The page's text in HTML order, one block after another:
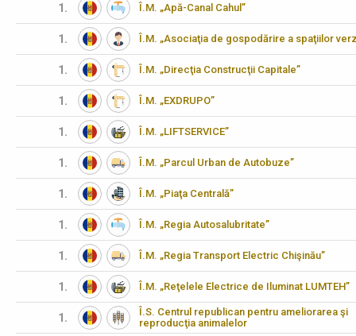
1. Î.M. „Apă-Canal Cahul”
1. Î.M. „Asociaţia de gospodărire a spaţiilor
1. Î.M. „Direcţia Construcţii Capitale”
1. Î.M. „EXDRUPO”
1. Î.M. „LIFTSERVICE”
1. Î.M. „Parcul Urban de Autobuze”
1. Î.M. „Piaţa Centrală”
1. Î.M. „Regia Autosalubritate”
1. Î.M. „Regia Transport Electric Chişinău”
1. Î.M. „Reţelele Electrice de Iluminat LUMTEH”
1.
Î.S. Centrul republican pentru ameliorarea şi
reproducţia animalelor